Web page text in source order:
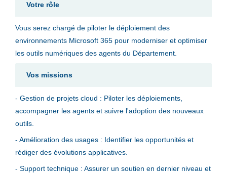
Votre rôle
Vous serez chargé de piloter le déploiement des
environnements Microsoft 365 pour moderniser et optimiser
les outils numériques des agents du Département.
Vos missions
- Gestion de projets cloud : Piloter les déploiements,
accompagner les agents et suivre l'adoption des nouveaux
outils.
- Amélioration des usages : Identifier les opportunités et
rédiger des évolutions applicatives.
- Support technique : Assurer un soutien en dernier niveau et